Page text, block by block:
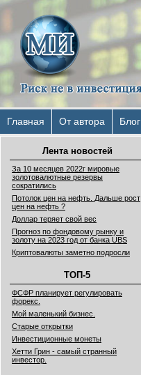
Главная От автора Блог
Лента новостей
За 10 месяцев 2022г мировые
золотовалютные резервы
сократились
Потолок цен на нефть. Дальше рост
цен на нефть ?
Доллар теряет свой вес
Прогноз по фондовому рынку и
золоту на 2023 год от банка UBS
Криптовалюты заметно подросли
ТОП-5
ФСФР планирует регулировать
форекс.
Мой маленький бизнес.
Старые открытки
Инвестиционные монеты
Хетти Грин - самый странный
инвестор.